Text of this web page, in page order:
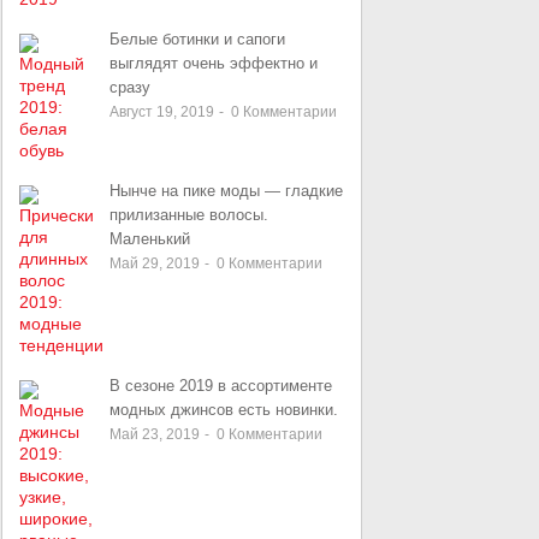
Белые ботинки и сапоги
выглядят очень эффектно и
сразу
Август 19, 2019 - 0 Комментарии
Нынче на пике моды — гладкие
прилизанные волосы.
Маленький
Май 29, 2019 - 0 Комментарии
В сезоне 2019 в ассортименте
модных джинсов есть новинки.
Май 23, 2019 - 0 Комментарии